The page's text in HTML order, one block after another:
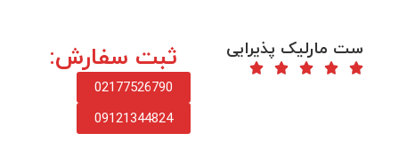
ست مارلیک پذیرایی ثبت سفارش:
02177526790
09121344824